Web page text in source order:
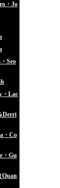
・Jo
Seo
Lac
・Co
・Gu
Quan